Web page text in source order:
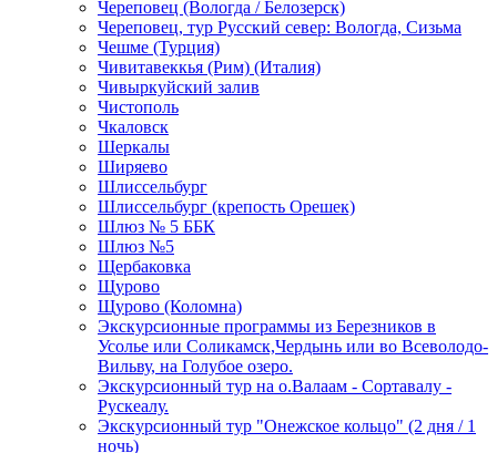
Череповец (Вологда / Белозерск)
Череповец, тур Русский север: Вологда, Сизьма
Чешме (Турция)
Чивитавеккья (Рим) (Италия)
Чивыркуйский залив
Чистополь
Чкаловск
Шеркалы
Ширяево
Шлиссельбург
Шлиссельбург (крепость Орешек)
Шлюз № 5 ББК
Шлюз №5
Щербаковка
Щурово
Щурово (Коломна)
Экскурсионные программы из Березников в
Усолье или Соликамск,Чердынь или во Всеволодо-
Вильву, на Голубое озеро.
Экскурсионный тур на о.Валаам - Сортавалу -
Рускеалу.
Экскурсионный тур "Онежское кольцо" (2 дня / 1
ночь)